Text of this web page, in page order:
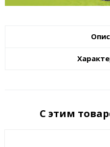
С этим